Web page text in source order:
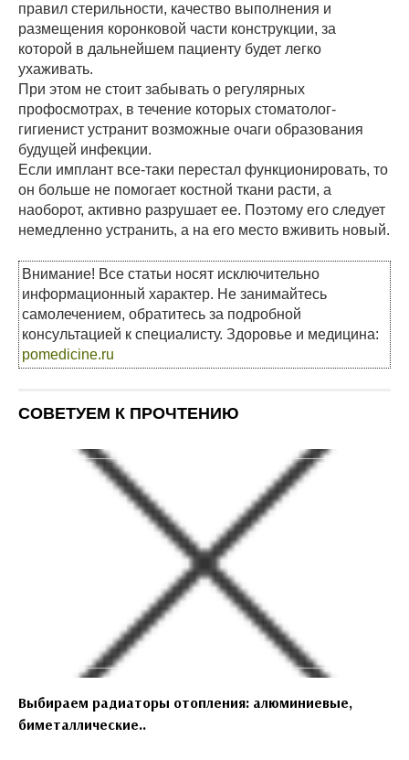
правил стерильности, качество выполнения и
размещения коронковой части конструкции, за
которой в дальнейшем пациенту будет легко
ухаживать.
При этом не стоит забывать о регулярных
профосмотрах, в течение которых стоматолог-
гигиенист устранит возможные очаги образования
будущей инфекции.
Если имплант все-таки перестал функционировать, то
он больше не помогает костной ткани расти, а
наоборот, активно разрушает ее. Поэтому его следует
немедленно устранить, а на его место вживить новый.
Внимание! Все статьи носят исключительно
информационный характер. Не занимайтесь
самолечением, обратитесь за подробной
консультацией к специалисту. Здоровье и медицина:
pomedicine.ru
СОВЕТУЕМ К ПРОЧТЕНИЮ
Выбираем радиаторы отопления: алюминиевые,
биметаллические..